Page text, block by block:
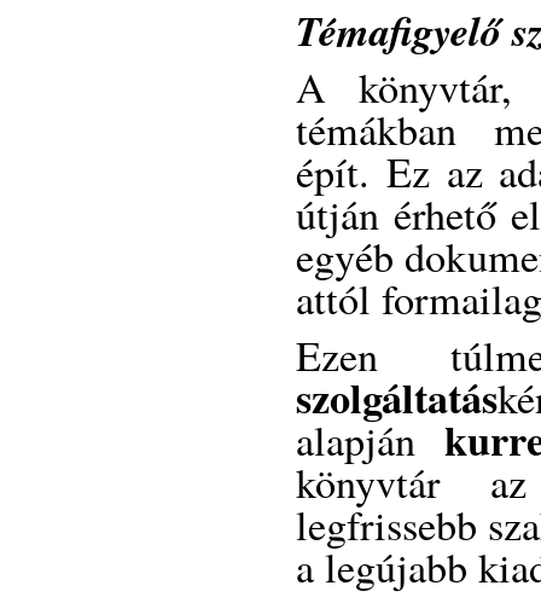
Témafigyelő
A könyvtár,
témákban
épít. Ez az
útján érhető
egyéb
attól
Ezen
szolgáltatás
alapján
könyvtár
legfrissebb
a legújabb